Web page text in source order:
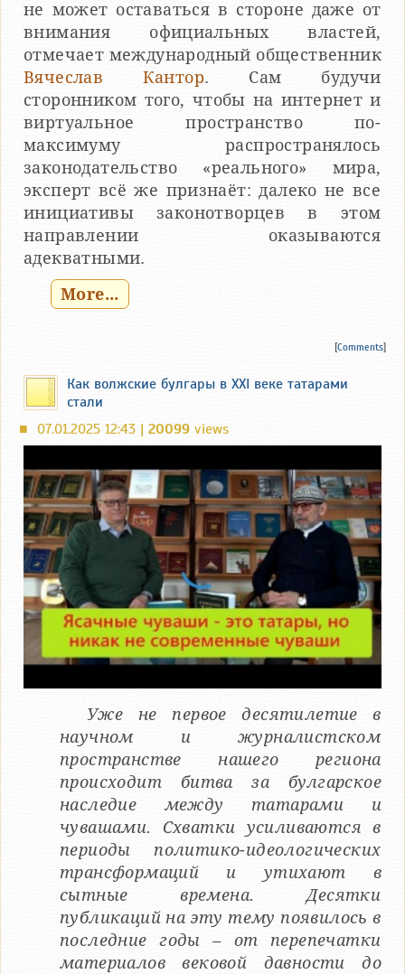
не может оставаться в стороне даже от
внимания официальных властей,
отмечает международный общественник
Вячеслав Кантор. Сам будучи
сторонником того, чтобы на интернет и
виртуальное пространство по-
максимуму распространялось
законодательство «реального» мира,
эксперт всё же признаёт: далеко не все
инициативы законотворцев в этом
направлении оказываются
адекватными.
More...
[Comments]
Как волжские булгары в XXI веке татарами
стали
■ 07.01.2025 12:43 | 20099 views
Уже не первое десятилетие в
научном и журналистском
пространстве нашего региона
происходит битва за булгарское
наследие между татарами и
чувашами. Схватки усиливаются в
периоды политико-идеологических
трансформаций и утихают в
сытные времена. Десятки
публикаций на эту тему появилось в
последние годы – от перепечатки
материалов вековой давности до